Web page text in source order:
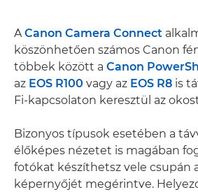
A Canon Camera Connect
köszönhetően számos Canon
többek között a Canon
az EOS R100 vagy az EOS R8 is
Fi-kapcsolaton keresztül az
Bizonyos típusok esetében a
élőképes nézetet is magában
fotókat készíthetsz vele csupán
képernyőjét megérintve.